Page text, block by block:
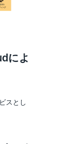
によ
スとし